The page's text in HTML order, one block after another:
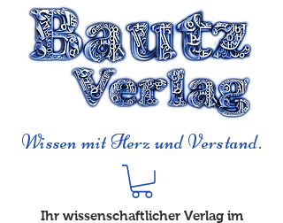
Wissen mit Herz und Verstand.
Ihr wissenschaftlicher Verlag im